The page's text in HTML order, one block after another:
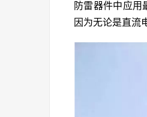
防雷器件中应用
因为无论是直流